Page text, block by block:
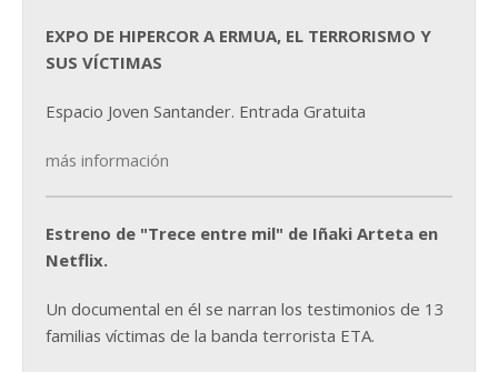
EXPO DE HIPERCOR A ERMUA, EL TERRORISMO Y
SUS VÍCTIMAS
Espacio Joven Santander. Entrada Gratuita
más información
Estreno de "Trece entre mil" de Iñaki Arteta en
Netflix.
Un documental en él se narran los testimonios de 13
familias víctimas de la banda terrorista ETA.